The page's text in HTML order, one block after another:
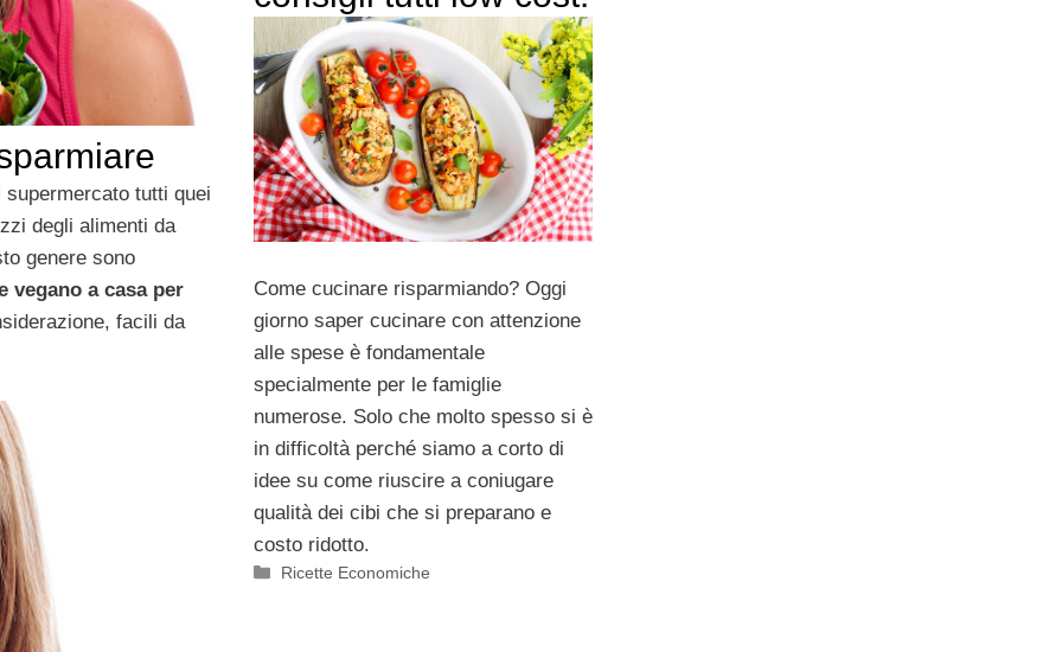
tutti quei
degli alimenti da
genere sono
vegano a casa per
facili da
Come cucinare risparmiando? Oggi
giorno saper cucinare con attenzione
alle spese è fondamentale
specialmente per le famiglie
numerose. Solo che molto spesso si è
in difficoltà perché siamo a corto di
idee su come riuscire a coniugare
qualità dei cibi che si preparano e
costo ridotto.
Categorie
Ricette Economiche